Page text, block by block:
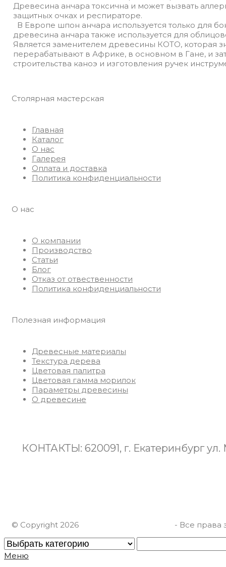
Древесина анчара токсична и может вызвать
защитных очках и респираторе.
В Европе шпон анчара используется только для
древесина анчара также используется для
Является заменителем древесины КОТО, которая
перерабатывают в Африке, в основном в Гане, и
строительства каноэ и изготовления ручек
Столярная мастерская
Главная
Каталог
О нас
Галерея
Оплата и доставка
Политика конфиденциальности
О нас
О компании
Производство
Статьи
Блог
Отказ от отвественности
Политика конфиденциальности
Полезная информация
Древесные материалы
Текстура дерева
Цветовая палитра
Цветовая гамма морилок
Параметры древесины
О древесине
КОНТАКТЫ: 620091, г. Екатеринбург
© Copyright 2026 - Все
Меню